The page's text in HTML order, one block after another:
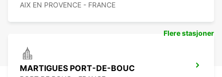
AIX EN PROVENCE - FRANCE
MARTIGUES PORT-DE-BOUC
Flere stasjoner